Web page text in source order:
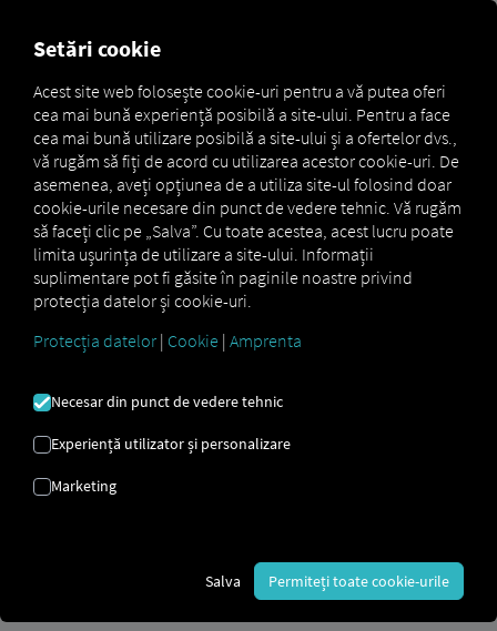
Apps Pocket Fleet
Setări cookie
Acest site web folosește cookie-uri pentru a vă putea oferi
cea mai bună experiență posibilă a site-ului. Pentru a face
cea mai bună utilizare posibilă a site-ului și a ofertelor dvs.,
vă rugăm să fiți de acord cu utilizarea acestor cookie-uri. De
asemenea, aveți opțiunea de a utiliza site-ul folosind doar
cookie-urile necesare din punct de vedere tehnic. Vă rugăm
să faceți clic pe „Salva”. Cu toate acestea, acest lucru poate
limita ușurința de utilizare a site-ului. Informații
suplimentare pot fi găsite în paginile noastre privind
protecția datelor și cookie-uri.
Protecția datelor | Cookie | Amprenta
Necesar din punct de vedere tehnic
Experiență utilizator și personalizare
Marketing
Salva Permiteți toate cookie-urile